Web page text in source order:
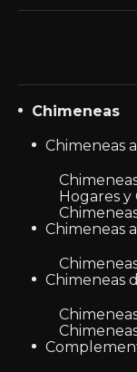
Chimeneas
Chimeneas
Hogares y
Chimeneas
Chimeneas